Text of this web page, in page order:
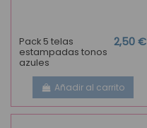
Pack 5 telas
estampadas tonos
azules
2,50 €
Añadir al carrito